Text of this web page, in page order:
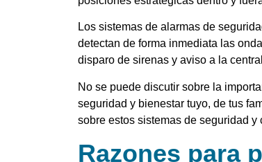
Los sistemas de alarmas de
detectan de forma inmediata las
disparo de sirenas y aviso a la
No se puede discutir sobre la
seguridad y bienestar tuyo, de tus
sobre estos sistemas de seguridad
Razones para